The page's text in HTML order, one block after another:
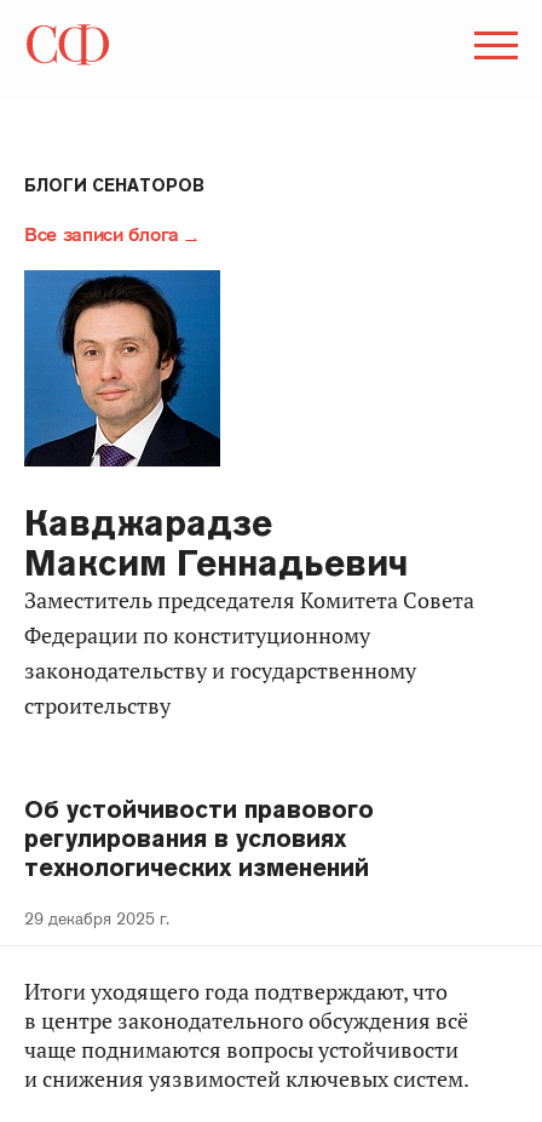
БЛОГИ СЕНАТОРОВ
Все записи блога
Кавджарадзе
Максим Геннадьевич
Заместитель председателя Комитета Совета
Федерации по конституционному
законодательству и государственному
строительству
Об устойчивости правового
регулирования в условиях
технологических изменений
29 декабря 2025 г.
Итоги уходящего года подтверждают, что
в центре законодательного обсуждения всё
чаще поднимаются вопросы устойчивости
и снижения уязвимостей ключевых систем.